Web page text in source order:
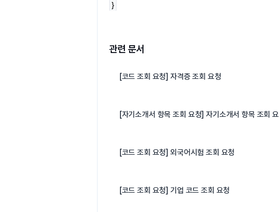
}
관련 문서
[코드 조회 요청] 자격증 조회 요청
[자기소개서 항목 조회 요청] 자기소개서 항목 조회
[코드 조회 요청] 외국어시험 조회 요청
[코드 조회 요청] 기업 코드 조회 요청